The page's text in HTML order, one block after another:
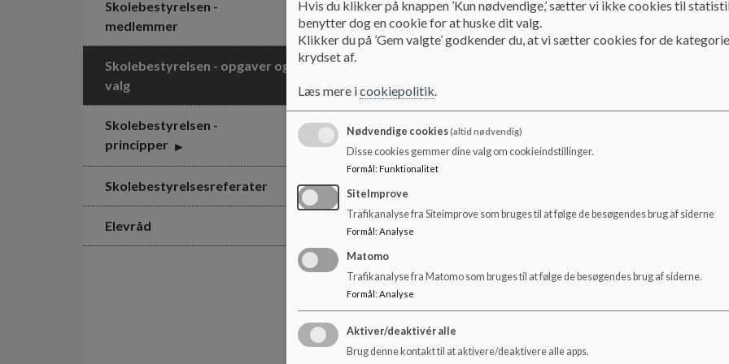
Skolebestyrelsen -
medlemmer
Skolebestyrelsen - opgaver og
valg
Skolebestyrelsen -
principper
Skolebestyrelsesreferater
Elevråd
Skolebestyrelsen -
Skolebestyrelsens opgaver og valg
Skolebestyrelsen formulerer skolens principper og
En aktiv skolebestyrelse er med til at give skolen en
værdier skolen tilstræber. Det er også skolebestyrelsen, der
bestyrelse har ikke mindst spillet en aktiv rolle i fornyelsen
linjestrukturen i udskolingen og skolereformarbejdet.
I bestyrelsen sidder i alt 7 forældre, 3 medarbejdere og 2
med som sekretariat og rådgivere for skolebestyrelsen og
Forældrene vælges for en periode på 4 år, og de kan
aktører sidder 1 år ad gangen.
Påundervisningsministerietshjemmeside kan du læse
Hvis du klikker på knappen ’Kun nødvendige,’ sætter vi ikke cookies til
benytter dog en cookie for at huske dit valg.
Klikker du på ’Gem valgte’ godkender du, at vi sætter cookies for de
krydset af.
Læs mere icookiepolitik.
Nødvendige cookies(altid nødvendig)
Disse cookies gemmer dine valg om cookieindstillinger.
Formål : Funktionalitet
SiteImprove
Trafikanalyse fra Siteimprove som bruges til at følge de besøgendes brug af siderne
Formål : Analyse
Matomo
Trafikanalyse fra Matomo som bruges til at følge de besøgendes brug af siderne.
Formål: Analyse
Aktiver/deaktivér alle
Brug denne kontakt til at aktivere/deaktivere alle apps.